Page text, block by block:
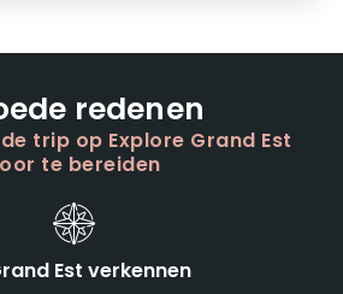
redenen
trip op Explore Grand Est
te bereiden
Est verkennen